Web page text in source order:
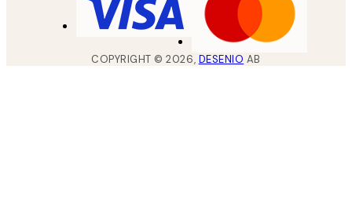
COPYRIGHT ©2026, DESENIO AB